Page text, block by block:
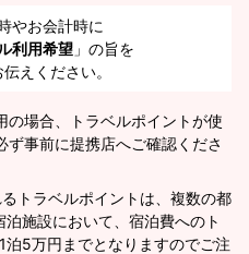
やお会計時に
利用希望 」の旨を
えください。
の場合、トラベルポイントが使
ず事前に提携店へご確認くださ
トラベルポイントは、複数の都
施設において、宿泊費へのト
泊5万円までとなりますのでご注